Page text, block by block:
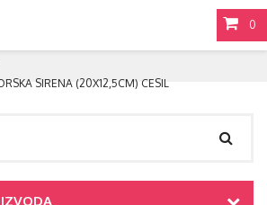
0
SIRENA (20X12,5CM) CESIL